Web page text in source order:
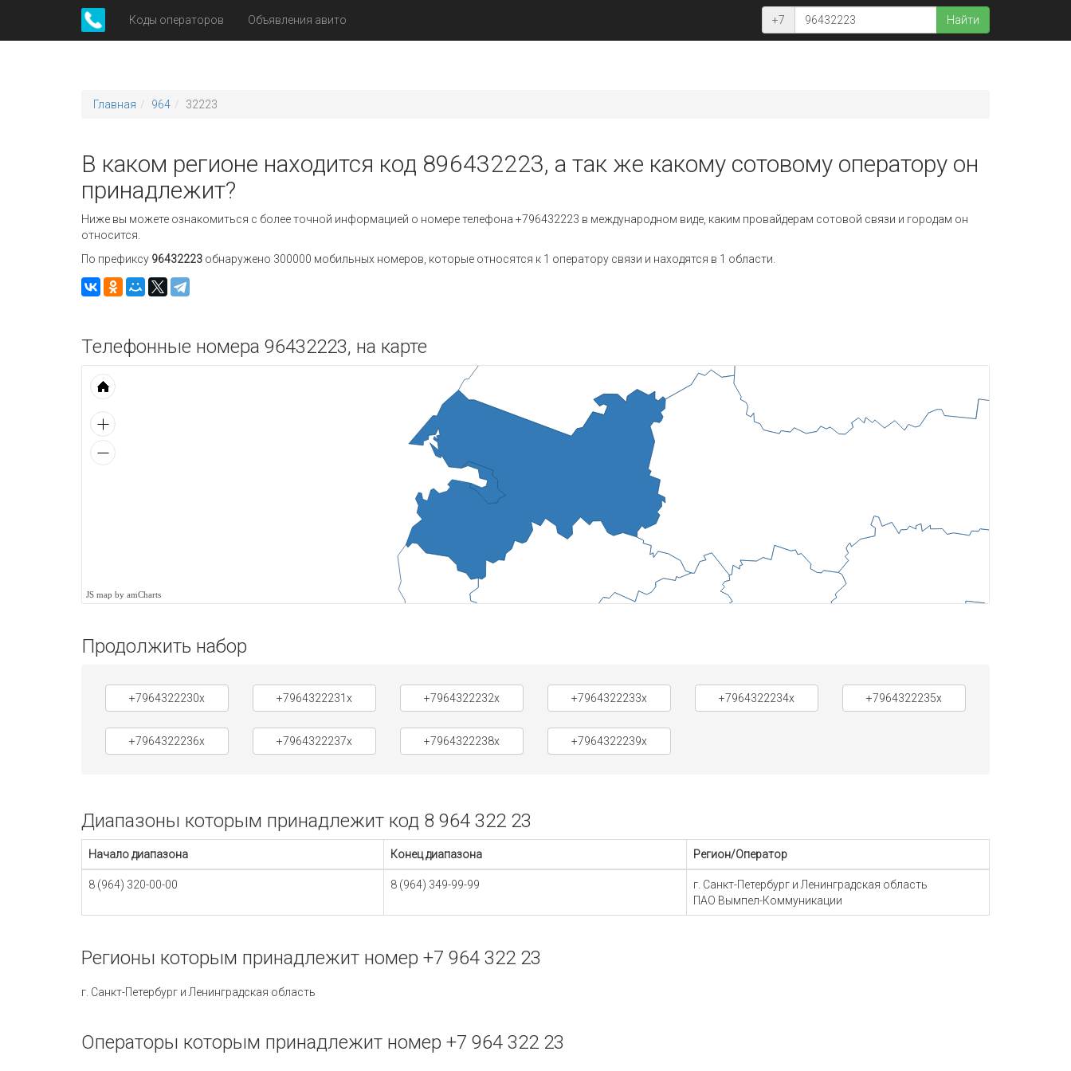
Коды операторов Объявления авито +7 Найти
Главная 964 32223
В каком регионе находится код 896432223, а так же какому сотовому оператору он
принадлежит?
Ниже вы можете ознакомиться с более точной информацией о номере телефона +796432223 в международном виде, каким провайдерам сотовой связи и городам он
относится.
По префиксу 96432223 обнаружено 300000 мобильных номеров, которые относятся к 1 оператору связи и находятся в 1 области.
Телефонные номера 96432223, на карте
JS map by amCharts
Продолжить набор
+7964322230x +7964322231x +7964322232x +7964322233x +7964322234x +7964322235x
+7964322236x +7964322237x +7964322238x +7964322239x
Диапазоны которым принадлежит код 8 964 322 23
Начало диапазона Конец диапазона Регион/Оператор
8 (964) 320-00-00 8 (964) 349-99-99
г. Санкт-Петербург и Ленинградская область
ПАО Вымпел-Коммуникации
Регионы которым принадлежит номер +7 964 322 23
г. Санкт-Петербург и Ленинградская область
Операторы которым принадлежит номер +7 964 322 23